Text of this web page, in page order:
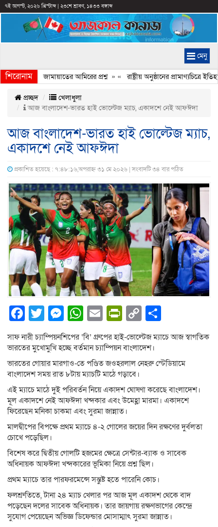
৭ই আগস্ট, ২০২৬ খ্রিস্টাব্দ| ২৩শে শ্রাবণ, ১৪৩৩ বঙ্গাব্দ
মেনু
শিরোনাম
কেন, জামায়াতের আমিরের প্রশ্ন» « রাষ্ট্রীয় অনুষ্ঠানের প্রামাণ্যচিত্রে
প্রচ্ছদ
খেলাধুলা
আজ বাংলাদেশ-ভারত হাই ভোল্টেজ ম্যাচ, একাদশে নেই আফঈদা
আজ বাংলাদেশ-ভারত হাই ভোল্টেজ ম্যাচ,
একাদশে নেই আফঈদা
প্রকাশিত হয়েছে : ৭:৪৮:১৬,অপরাহ্ন ৩১ মে ২০২৬ | সংবাদটি ৩৪ বার পঠিত
Facebook
Twitter
Messenger
WhatsApp
EmailPrintFriendly
Copy
Link
সাফ নারী চ্যাম্পিয়নশিপের ‘বি’ গ্রুপের হাই-ভোল্টেজ ম্যাচে আজ স্বাগতিক
ভারতের মুখোমুখি হচ্ছে বর্তমান চ্যাম্পিয়ন বাংলাদেশ।
ভারতের গোয়ার মারগাও-তে পণ্ডিত জওহরলাল নেহরু স্টেডিয়ামে
বাংলাদেশ সময় রাত ৮টায় ম্যাচটি মাঠে গড়াবে।
এই ম্যাচে মাঠে দুই পরিবর্তন নিয়ে একাদশ ঘোষণা করেছে বাংলাদেশ।
মূল একাদশে নেই আফঈদা খন্দকার এবং উমেহ্লা মারমা। একাদশে
ফিরেছেন মনিকা চাকমা এবং সুরমা জান্নাত।
মালদ্বীপের বিপক্ষে প্রথম ম্যাচে ৪-২ গোলের জয়ের দিন রক্ষণের দুর্বলতা
চোখে পড়েছিল।
বিশেষ করে দ্বিতীয় গোলটি হজমের ক্ষেত্রে সেন্টার-ব্যাক ও সাবেক
অধিনায়ক আফঈদা খন্দকারের ভূমিকা নিয়ে প্রশ্ন ছিল।
প্রথম ম্যাচে তার পারফরমেন্সে সন্তুষ্ট হতে পারেনি কোচ।
ফলশ্রুতিতে, টানা ২৪ ম্যাচ খেলার পর আজ মূল একাদশ থেকে বাদ
পড়েছেন দলের সাবেক অধিনায়ক। তার জায়গায় রক্ষণভাগের কেন্দ্রে
সুযোগ পেয়েছেন অভিজ্ঞ ডিফেন্ডার মোসাম্মাৎ সুরমা জান্নাত।